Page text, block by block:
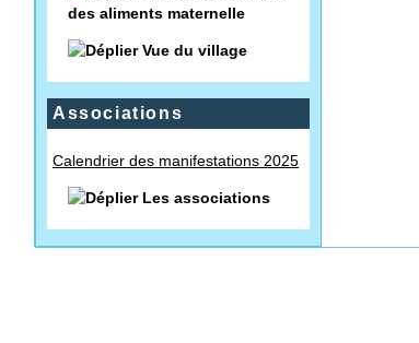
des aliments maternelle
Vue du village
Associations
Calendrier des manifestations 2025
Les associations